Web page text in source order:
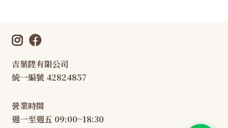
吉葉陞有限公司
統一編號 42824857
營業時間
週一至週五 09:00~18:30